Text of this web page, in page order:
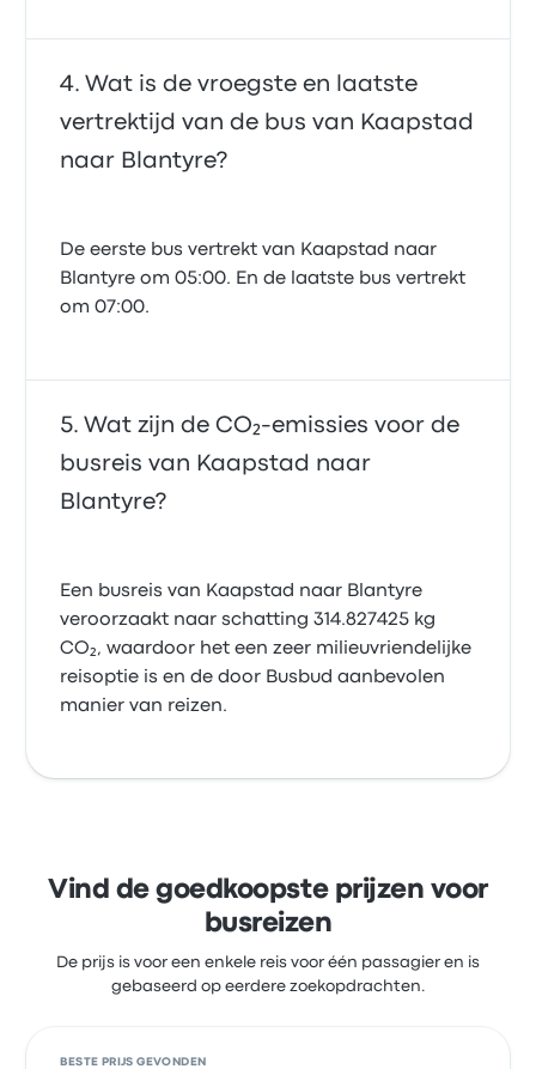
Wat is de vroegste en laatste
vertrektijd van de bus van Kaapstad
naar Blantyre?
De eerste bus vertrekt van Kaapstad naar
Blantyre om 05:00. En de laatste bus vertrekt
om 07:00.
Wat zijn de CO₂-emissies voor de
busreis van Kaapstad naar
Blantyre?
Een busreis van Kaapstad naar Blantyre
veroorzaakt naar schatting 314.827425 kg
CO₂, waardoor het een zeer milieuvriendelijke
reisoptie is en de door Busbud aanbevolen
manier van reizen.
Vind de goedkoopste prijzen voor
busreizen
De prijs is voor een enkele reis voor één passagier en is
gebaseerd op eerdere zoekopdrachten.
BESTE PRIJS GEVONDEN